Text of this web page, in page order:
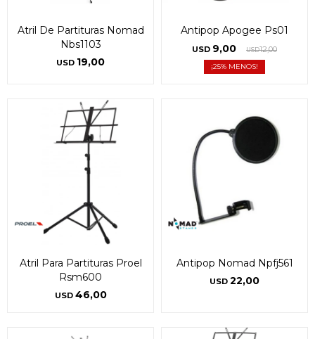
Atril De Partituras Nomad
Nbs1103
USD 19,00
Antipop Apogee Ps01
USD 9,00 USD12,00
25
Atril Para Partituras Proel
Rsm600
USD 46,00
Antipop Nomad Npfj561
USD 22,00